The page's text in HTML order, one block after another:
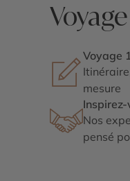
Voyage
mesure
Nos
pensé